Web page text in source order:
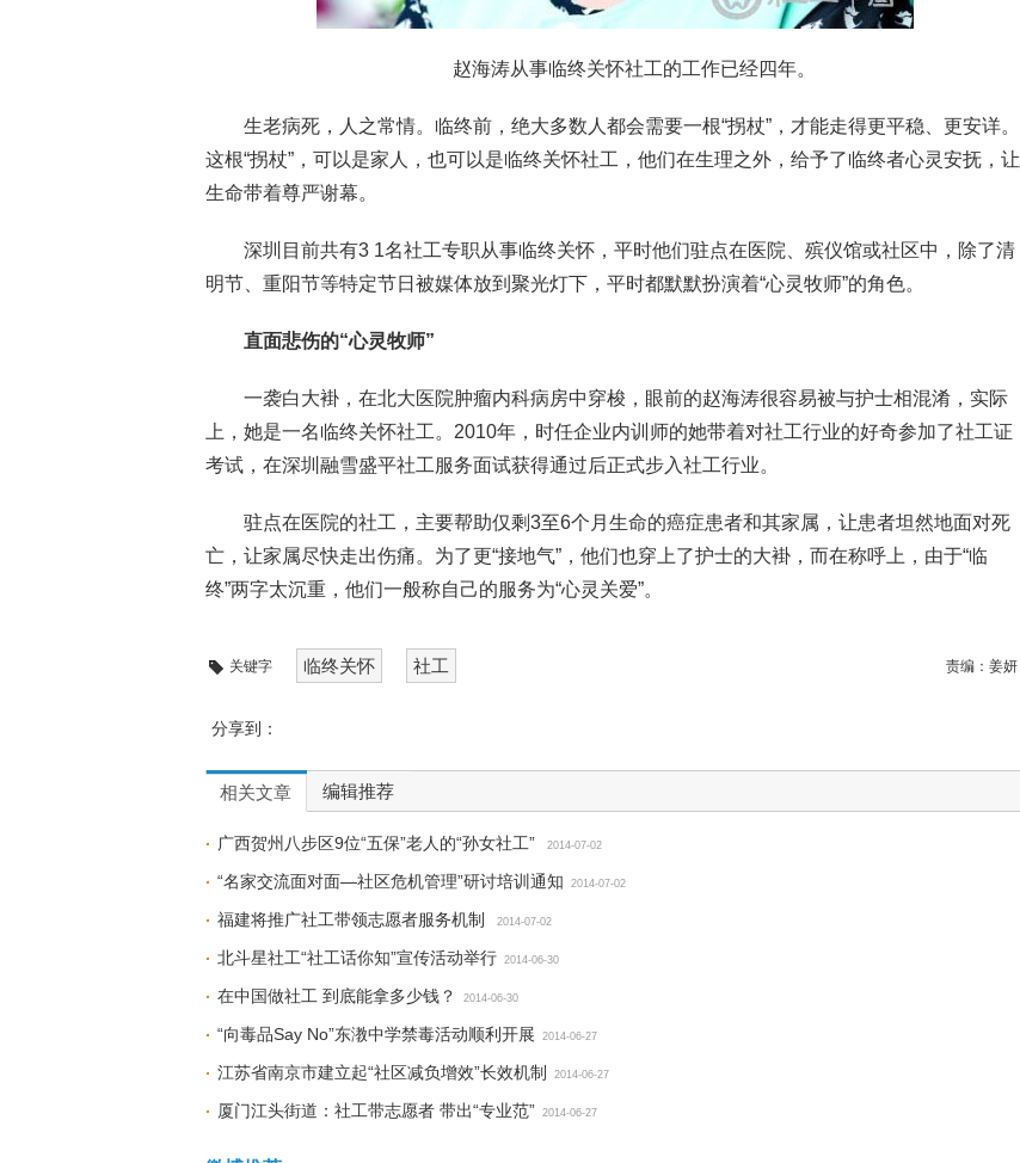
赵海涛从事临终关怀社工的工作已经四年。
生老病死，人之常情。临终前，绝大多数人都会需要一根“拐杖”，才能走得更平稳、更安详。
这根“拐杖”，可以是家人，也可以是临终关怀社工，他们在生理之外，给予了临终者心灵安抚，让
生命带着尊严谢幕。
深圳目前共有3 1名社工专职从事临终关怀，平时他们驻点在医院、殡仪馆或社区中，除了清
明节、重阳节等特定节日被媒体放到聚光灯下，平时都默默扮演着“心灵牧师”的角色。
直面悲伤的“心灵牧师”
一袭白大褂，在北大医院肿瘤内科病房中穿梭，眼前的赵海涛很容易被与护士相混淆，实际
上，她是一名临终关怀社工。2010年，时任企业内训师的她带着对社工行业的好奇参加了社工证
考试，在深圳融雪盛平社工服务面试获得通过后正式步入社工行业。
驻点在医院的社工，主要帮助仅剩3至6个月生命的癌症患者和其家属，让患者坦然地面对死
亡，让家属尽快走出伤痛。为了更“接地气”，他们也穿上了护士的大褂，而在称呼上，由于“临
终”两字太沉重，他们一般称自己的服务为“心灵关爱”。
关键字 临终关怀 社工 责编： 姜妍
分享到：
相关文章 编辑推荐
广西贺州八步区9位“五保”老人的“孙女社工” 2014-07-02
“名家交流面对面—社区危机管理”研讨培训通知 2014-07-02
福建将推广社工带领志愿者服务机制 2014-07-02
北斗星社工“社工话你知”宣传活动举行 2014-06-30
在中国做社工 到底能拿多少钱？ 2014-06-30
“向毒品Say No”东漖中学禁毒活动顺利开展 2014-06-27
江苏省南京市建立起“社区减负增效”长效机制 2014-06-27
厦门江头街道：社工带志愿者 带出“专业范” 2014-06-27